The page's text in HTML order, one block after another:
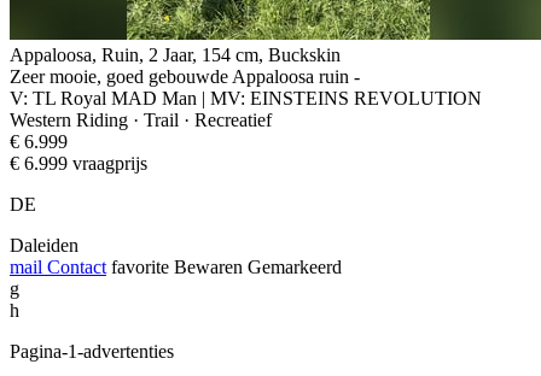
Appaloosa, Ruin, 2 Jaar, 154 cm, Buckskin
Zeer mooie, goed gebouwde Appaloosa ruin -
V: TL Royal MAD Man | MV: EINSTEINS REVOLUTION
Western Riding · Trail · Recreatief
€ 6.999
€ 6.999 vraagprijs
DE
Daleiden
mail Contact favorite Bewaren Gemarkeerd
g
h
Pagina-1-advertenties